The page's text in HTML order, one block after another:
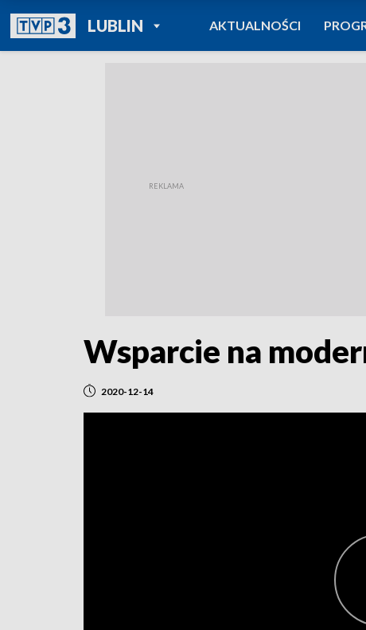
LUBLINPOWRÓT DO
TVP REGIONY
AKTUALNOŚCI
Wsparcie na
2020-12-14